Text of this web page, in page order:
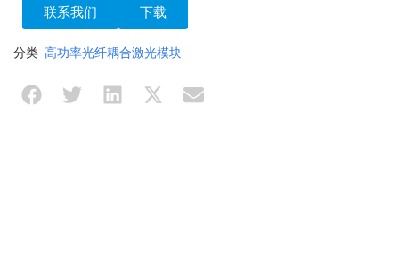
联系我们 下载
分类 高功率光纤耦合激光模块